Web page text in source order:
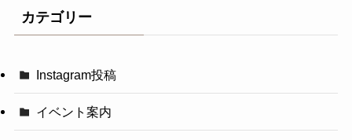
カテゴリー
Instagram投稿
イベント案内